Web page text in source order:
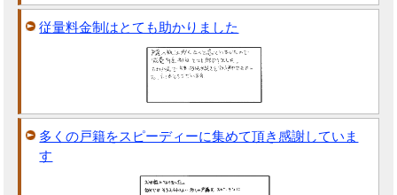
従量料金制はとても助かりました
多くの戸籍をスピーディーに集めて頂き感謝していま
す